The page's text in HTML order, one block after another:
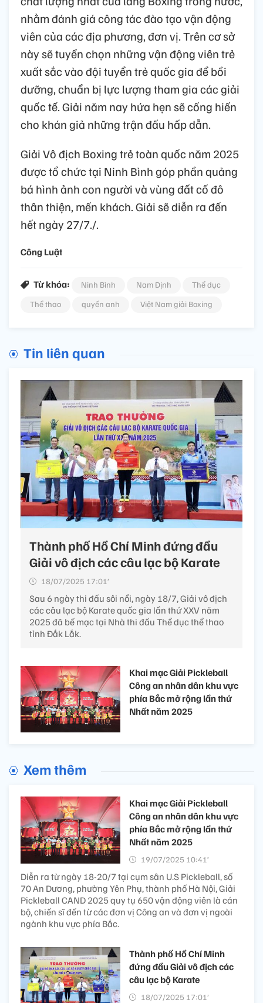
nhằm đánh giá công tác đào tạo vận động
viên của các địa phương, đơn vị. Trên cơ sở
này sẽ tuyển chọn những vận động viên trẻ
xuất sắc vào đội tuyển trẻ quốc gia để bồi
dưỡng, chuẩn bị lực lượng tham gia các giải
quốc tế. Giải năm nay hứa hẹn sẽ cống hiến
cho khán giả những trận đấu hấp dẫn.
Giải Vô địch Boxing trẻ toàn quốc năm 2025
được tổ chức tại Ninh Bình góp phần quảng
bá hình ảnh con người và vùng đất cố đô
thân thiện, mến khách. Giải sẽ diễn ra đến
hết ngày 27/7./.
Công Luật
Từ khóa: Ninh Bình Nam Định
Thể dục
Thể thao
quyền anh Việt Nam giải Boxing
Tin liên quan
Thành phố Hồ Chí Minh đứng đầu
Giải vô địch các câu lạc bộ Karate
18/07/2025 17:01’
Sau 6 ngày thi đấu sôi nổi, ngày 18/7, Giải vô địch
các câu lạc bộ Karate quốc gia lần thứ XXV năm
2025 đã bế mạc tại Nhà thi đấu Thể dục thể thao
tỉnh Đắk Lắk.
Khai mạc Giải Pickleball
Công an nhân dân khu vực
phía Bắc mở rộng lần thứ
Nhất năm 2025
Xem thêm
Khai mạc Giải Pickleball
Công an nhân dân khu vực
phía Bắc mở rộng lần thứ
Nhất năm 2025
19/07/2025 10:41’
Diễn ra từ ngày 18-20/7 tại cụm sân U.S Pickleball, số
70 An Dương, phường Yên Phụ, thành phố Hà Nội, Giải
Pickleball CAND 2025 quy tụ 650 vận động viên là cán
bộ, chiến sĩ đến từ các đơn vị Công an và đơn vị ngoài
ngành khu vực phía Bắc.
Thành phố Hồ Chí Minh
đứng đầu Giải vô địch các
câu lạc bộ Karate
18/07/2025 17:01’